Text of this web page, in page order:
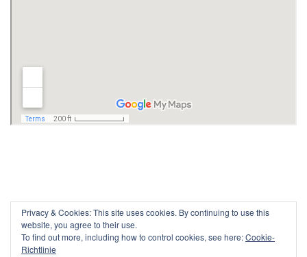
Privacy & Cookies: This site uses cookies. By continuing to use this
website, you agree to their use.
To find out more, including how to control cookies, see here:Cookie-
Richtlinie